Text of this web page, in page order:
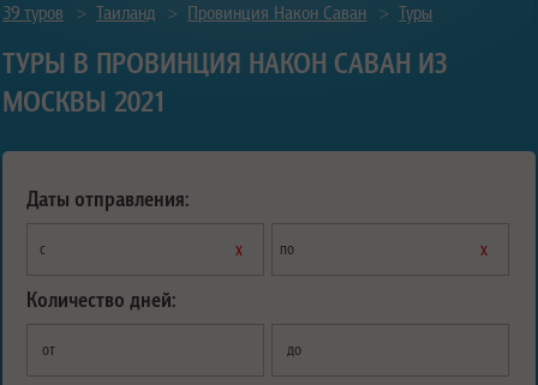
39 туров > Таиланд > Провинция Након Саван > Туры
ТУРЫ В ПРОВИНЦИЯ НАКОН САВАН ИЗ
МОСКВЫ 2021
Даты отправления:
с х по х
Количество дней:
от до